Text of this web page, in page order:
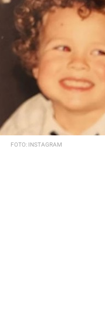
FOTO: INSTAGRAM